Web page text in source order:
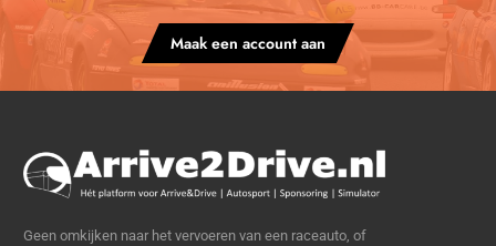
Maak een account aan
Geen omkijken naar het vervoeren van een raceauto, of